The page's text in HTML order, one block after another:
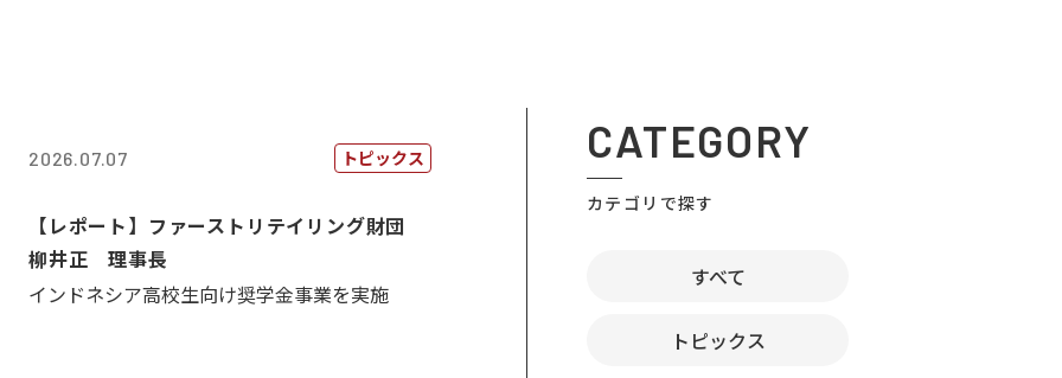
2026.07.07 トピックス
【レポート】ファーストリテイリング財団
柳井正 理事長
インドネシア高校生向け奨学金事業を実施
CATEGORY
カテゴリで探す
すべて
トピックス